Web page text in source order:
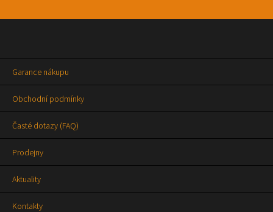
Garance nákupu
Obchodní podmínky
Časté dotazy (FAQ)
Prodejny
Aktuality
Kontakty